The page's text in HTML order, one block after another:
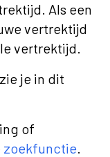
Als een
vertrektijd
vertrektijd.
je in dit
of
zoekfunctie.